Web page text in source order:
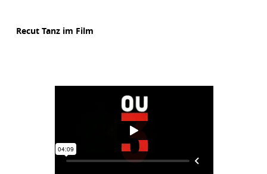
Recut Tanz im Film